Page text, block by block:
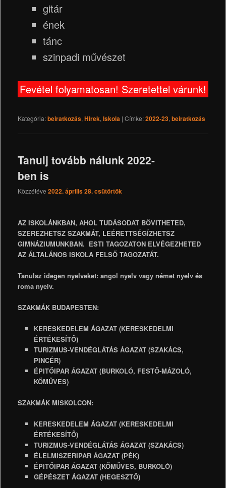
gitár
ének
tánc
szinpadi művészet
Fevétel folyamatosan! Szeretettel várunk!
Kategória:beiratkozás, Hirek, Iskola | Címke:2022-23, beiratkozás
Tanulj tovább nálunk 2022-
ben is
Közzétéve 2022. április 28. csütörtök
AZ ISKOLÁNKBAN, AHOL TUDÁSODAT BŐVITHETED,
SZEREZHETSZ SZAKMÁT, LEÉRETTSÉGÍZHETSZ
GIMNÁZIUMUNKBAN. ESTI TAGOZATON ELVÉGEZHETED
AZ ÁLTALÁNOS ISKOLA FELSŐ TAGOZATÁT.
Tanulsz idegen nyelveket: angol nyelv vagy német nyelv és
roma nyelv.
SZAKMÁK BUDAPESTEN:
KERESKEDELEM ÁGAZAT (KERESKEDELMI
ÉRTÉKESÍTŐ)
TURIZMUS-VENDÉGLÁTÁS ÁGAZAT (SZAKÁCS,
PINCÉR)
ÉPITŐIPAR ÁGAZAT (BURKOLÓ, FESTŐ-MÁZOLÓ,
KŐMŰVES)
SZAKMÁK MISKOLCON:
KERESKEDELEM ÁGAZAT (KERESKEDELMI
ÉRTÉKESÍTŐ)
TURIZMUS-VENDÉGLÁTÁS ÁGAZAT (SZAKÁCS)
ÉLELMISZERIPAR ÁGAZAT (PÉK)
ÉPITŐIPAR ÁGAZAT (KŐMŰVES, BURKOLÓ)
GÉPÉSZET ÁGAZAT (HEGESZTŐ)